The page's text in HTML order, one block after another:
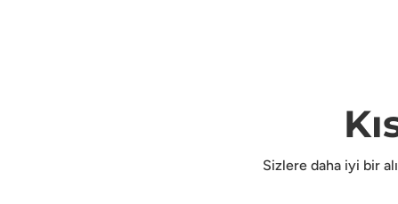
Sizlere daha iyi bir